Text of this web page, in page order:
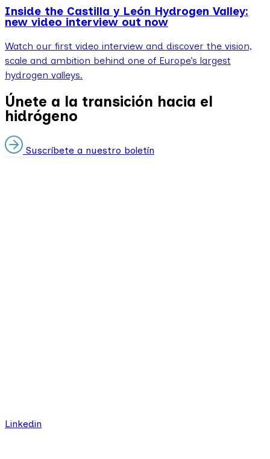
Inside the Castilla y León Hydrogen Valley:
new video interview out now
Watch our first video interview and discover the vision,
scale and ambition behind one of Europe’s largest
hydrogen valleys.
Únete a la transición hacia el
hidrógeno
Suscríbete a nuestro boletín
Linkedin